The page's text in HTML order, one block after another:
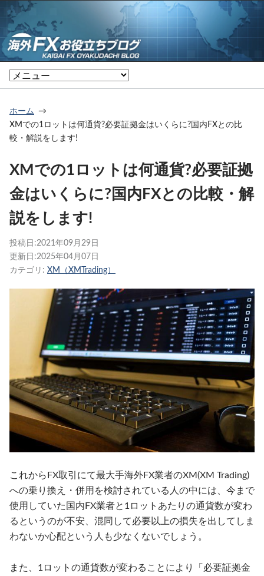
ホーム
XMでの1ロットは何通貨?必要証拠金はいくらに?国内FXとの比
較・解説をします!
XMでの1ロットは何通貨?必要証拠
金はいくらに?国内FXとの比較・解
説をします!
投稿日:2021年09月29日
更新日:2025年04月07日
カテゴリ: XM（XMTrading）
これからFX取引にて最大手海外FX業者のXM(XM Trading)
への乗り換え・併用を検討されている人の中には、今まで
使用していた国内FX業者と1ロットあたりの通貨数が変わ
るというのが不安、混同して必要以上の損失を出してしま
わないか心配という人も少なくないでしょう。
また、1ロットの通貨数が変わることにより「必要証拠金